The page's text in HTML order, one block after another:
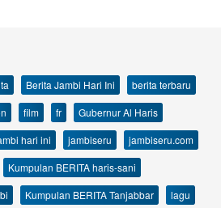
Berita Jambi Hari Ini
berita terbaru
film fr
Gubernur Al Haris
hari ini jambiseru
jambiseru.com
Kumpulan BERITA haris-sani
Kumpulan BERITA Tanjabbar
lagu